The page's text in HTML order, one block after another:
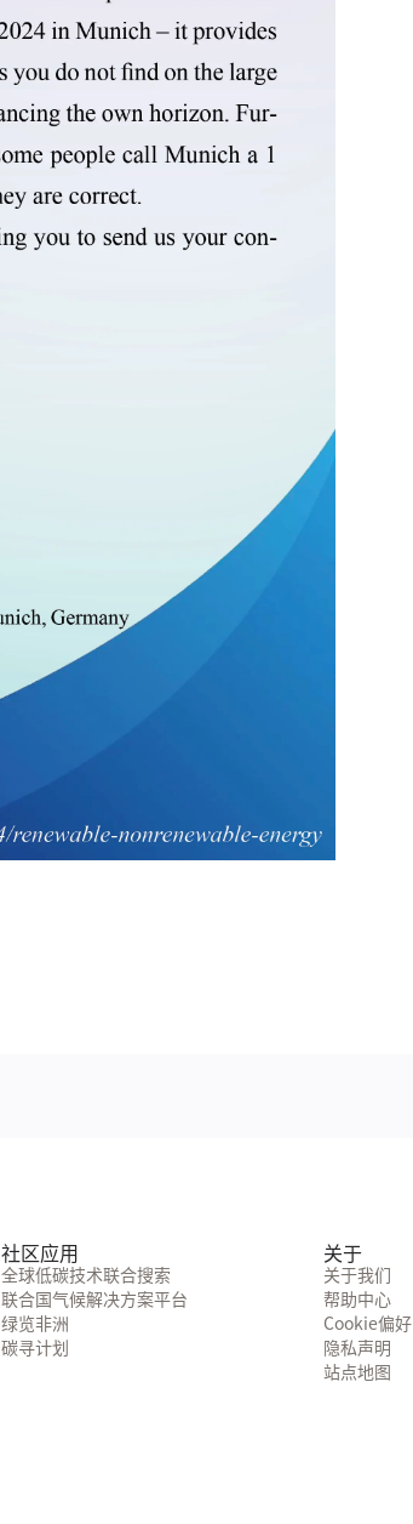
社区应用
全球低碳技术联合搜索
联合国气候解决方案平台
绿览非洲
碳寻计划
关于
关于我们
帮助中心
Cookie偏好
隐私声明
站点地图